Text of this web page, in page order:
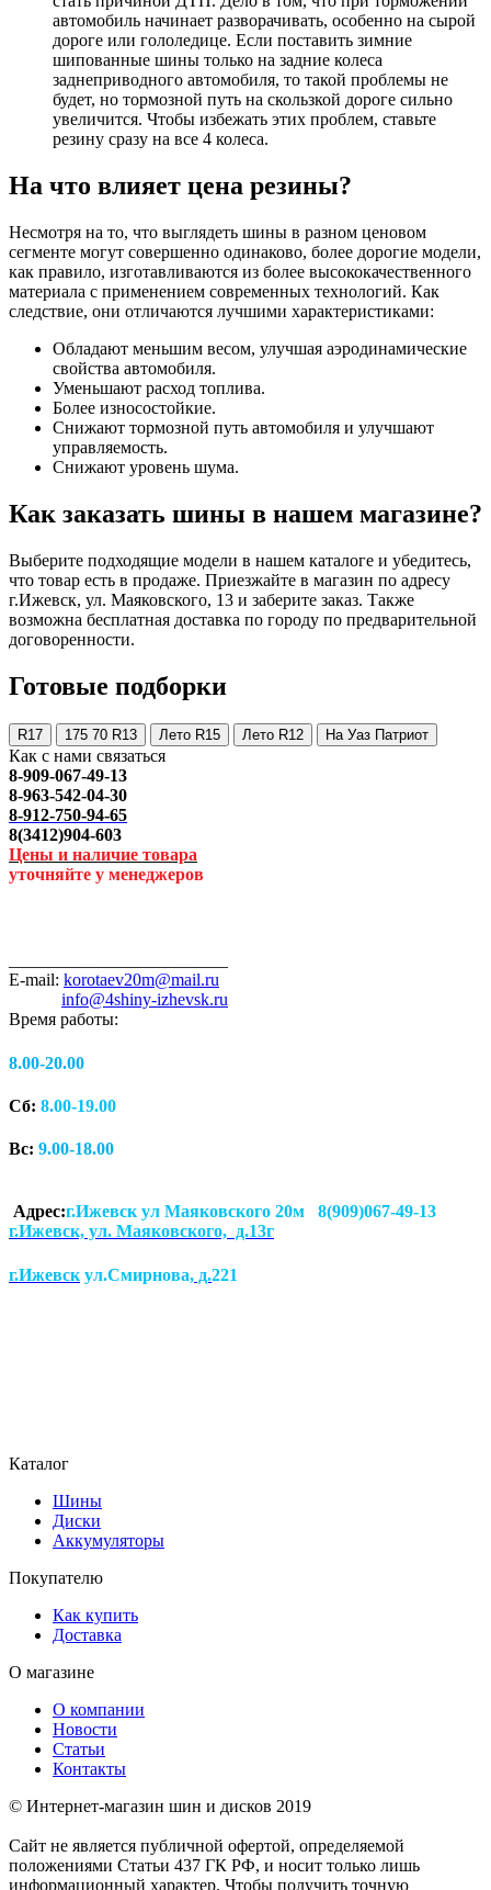
автомобиль начинает разворачивать, особенно на сырой
дороге или гололедице. Если поставить зимние
шипованные шины только на задние колеса
заднеприводного автомобиля, то такой проблемы не
будет, но тормозной путь на скользкой дороге сильно
увеличится. Чтобы избежать этих проблем, ставьте
резину сразу на все 4 колеса.
На что влияет цена резины?
Несмотря на то, что выглядеть шины в разном ценовом
сегменте могут совершенно одинаково, более дорогие модели,
как правило, изготавливаются из более высококачественного
материала с применением современных технологий. Как
следствие, они отличаются лучшими характеристиками:
Обладают меньшим весом, улучшая аэродинамические
свойства автомобиля.
Уменьшают расход топлива.
Более износостойкие.
Снижают тормозной путь автомобиля и улучшают
управляемость.
Снижают уровень шума.
Как заказать шины в нашем магазине?
Выберите подходящие модели в нашем каталоге и убедитесь,
что товар есть в продаже. Приезжайте в магазин по адресу
г.Ижевск, ул. Маяковского, 13 и заберите заказ. Также
возможна бесплатная доставка по городу по предварительной
договоренности.
Готовые подборки
R17 175 70 R13 Лето R15 Лето R12 На Уаз Патриот
Как с нами связаться
8-909-067-49-13
8-963-542-04-30
8-912-750-94-65
8(3412)904-603
Цены и наличие товара
уточняйте у менеджеров
E-mail: korotaev20m@mail.ru
info@4shiny-izhevsk.ru
Время работы:
8.00-20.00
Сб: 8.00-19.00
Вс: 9.00-18.00
Адрес:г.Ижевск ул Маяковского 20м 8(909)067-49-13
г.Ижевск, ул. Маяковского, д.13г
г.Ижевск ул.Смирнова, д.221
Каталог
Шины
Диски
Аккумуляторы
Покупателю
Как купить
Доставка
О магазине
О компании
Новости
Статьи
Контакты
© Интернет-магазин шин и дисков 2019
Сайт не является публичной офертой, определяемой
положениями Статьи 437 ГК РФ, и носит только лишь
информационный характер. Чтобы получить точную